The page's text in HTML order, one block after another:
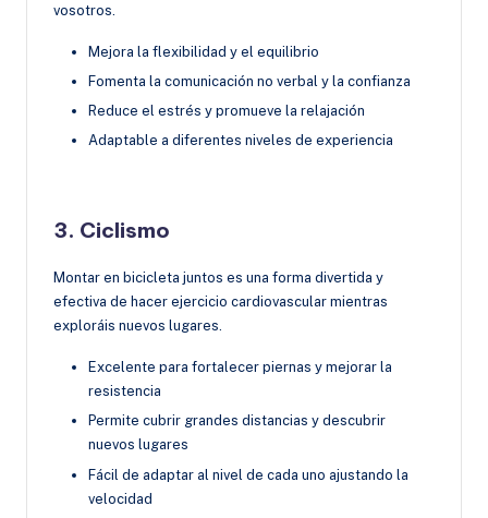
vosotros.
Mejora la flexibilidad y el equilibrio
Fomenta la comunicación no verbal y la confianza
Reduce el estrés y promueve la relajación
Adaptable a diferentes niveles de experiencia
3. Ciclismo
Montar en bicicleta juntos es una forma divertida y
efectiva de hacer ejercicio cardiovascular mientras
exploráis nuevos lugares.
Excelente para fortalecer piernas y mejorar la
resistencia
Permite cubrir grandes distancias y descubrir
nuevos lugares
Fácil de adaptar al nivel de cada uno ajustando la
velocidad